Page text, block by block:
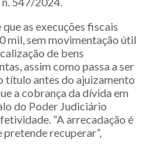
as execuções fiscais
mil, sem movimentação útil
de bens
assim como passa a ser
antes do ajuizamento
a cobrança da dívida em
do Poder Judiciário
“A arrecadação é
recuperar”,